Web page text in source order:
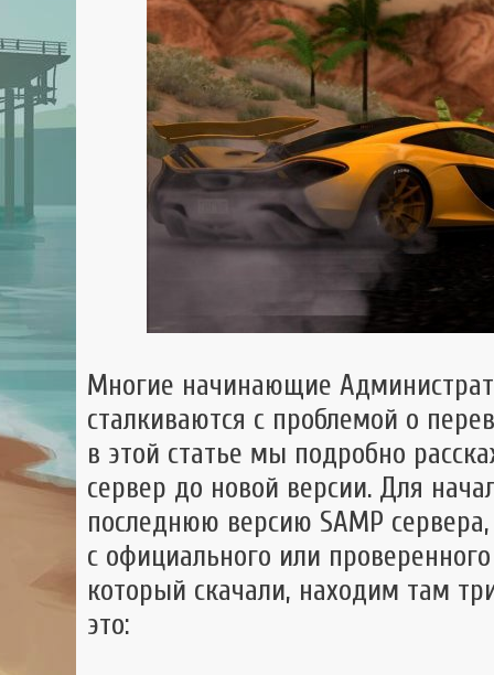
GTA
GTA
Многие начинающие
сталкиваются с проблемой о
в этой статье мы подробно
сервер до новой версии. Для
последнюю версию SAMP
с официального или
который скачали, находим там
это: